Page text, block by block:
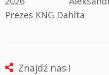
Prezes KNG Dahlta
Znajdź nas !